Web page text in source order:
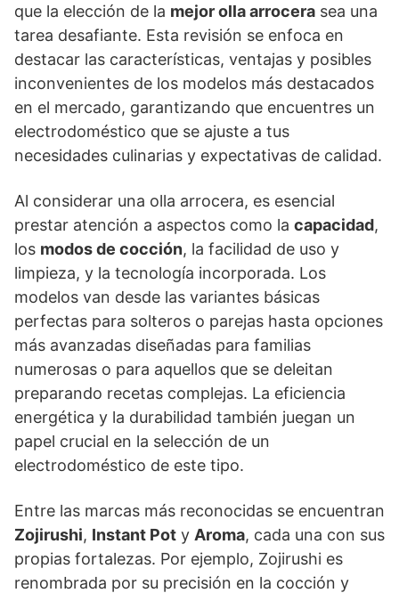
que la elección de la mejor olla arrocera sea una
tarea desafiante. Esta revisión se enfoca en
destacar las características, ventajas y posibles
inconvenientes de los modelos más destacados
en el mercado, garantizando que encuentres un
electrodoméstico que se ajuste a tus
necesidades culinarias y expectativas de calidad.
Al considerar una olla arrocera, es esencial
prestar atención a aspectos como la capacidad,
los modos de cocción, la facilidad de uso y
limpieza, y la tecnología incorporada. Los
modelos van desde las variantes básicas
perfectas para solteros o parejas hasta opciones
más avanzadas diseñadas para familias
numerosas o para aquellos que se deleitan
preparando recetas complejas. La eficiencia
energética y la durabilidad también juegan un
papel crucial en la selección de un
electrodoméstico de este tipo.
Entre las marcas más reconocidas se encuentran
Zojirushi, Instant Pot y Aroma, cada una con sus
propias fortalezas. Por ejemplo, Zojirushi es
renombrada por su precisión en la cocción y